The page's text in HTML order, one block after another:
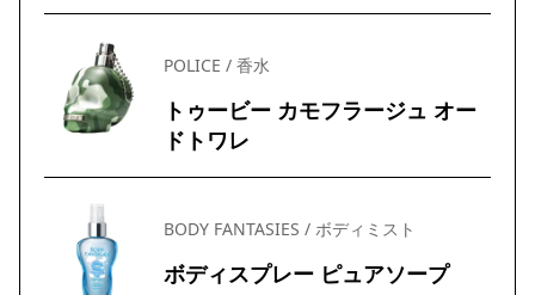
POLICE / 香水
トゥービー カモフラージュ オー
ドトワレ
BODY FANTASIES / ボディミスト
ボディスプレー ピュアソープ